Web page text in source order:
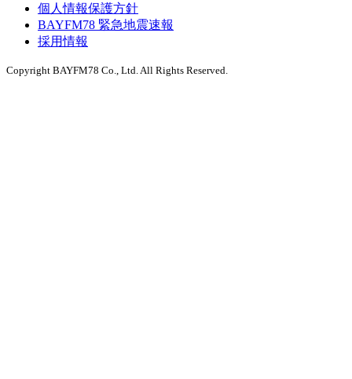
個人情報保護方針
BAYFM78 緊急地震速報
採用情報
Copyright BAYFM78 Co., Ltd. All Rights Reserved.